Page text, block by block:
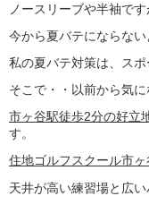
ノースリーブや半袖で
今から夏バテにならない
私の夏バテ対策は、スポ
そこで・・以前から気
市ヶ谷駅徒歩2分の好立
す。
住地ゴルフスクール市ヶ
天井が高い練習場と広